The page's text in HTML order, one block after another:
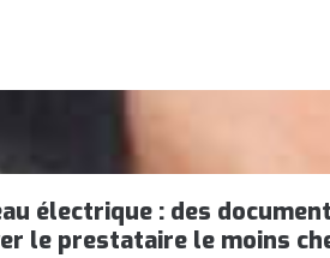
électrique : des
le prestataire le moins